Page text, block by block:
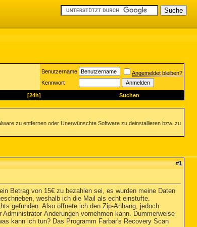
Benutzername
Angemeldet bleiben?
Kennwort
[24h] Suchen
zu entfernen oder Unerwünschte Software zu deinstallieren bzw. zu
#1
Betrag von 15€ zu bezahlen sei, es wurden meine Daten
weshalb ich die Mail als echt einstufte.
gefunden. Also öffnete ich den Zip-Anhang, jedoch
Änderungen vornehmen kann. Dummerweise
kann ich tun? Das Programm Farbar's Recovery Scan